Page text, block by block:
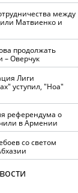
между
Матвиенко и
продолжать
– Оверчук
Лиги
уступил, "Ноа"
референдума о
в Армении
со светом